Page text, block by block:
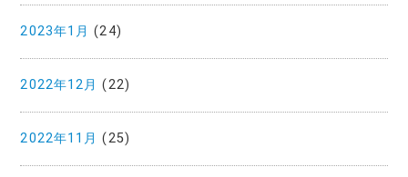
2023年1月 (24)
2022年12月 (22)
2022年11月 (25)